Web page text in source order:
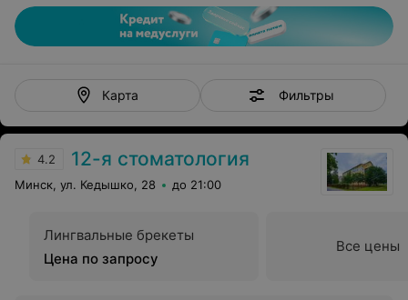
Карта Фильтры
4.2 12-я стоматология
Минск, ул. Кедышко, 28 до 21:00
Лингвальные брекеты
Цена по запросу
Все цены